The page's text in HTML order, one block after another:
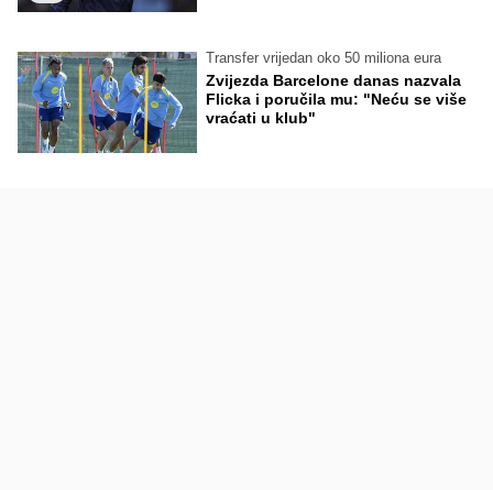
Transfer vrijedan oko 50 miliona eura
Zvijezda Barcelone danas nazvala
Flicka i poručila mu: "Neću se više
vraćati u klub"